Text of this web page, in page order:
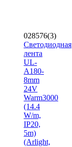
028576(3)
Светодиодная
лента
UL-
A180-
8mm
24V
Warm3000
(14.4
W/m,
IP20,
5m)
(Arlight,